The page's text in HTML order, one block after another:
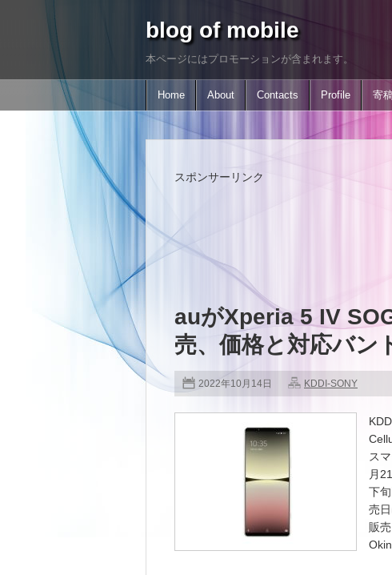
blog of mobile
本ページにはプロモーションが含まれます。
Home About Contacts Profile 寄
スポンサーリンク
auがXperia 5 IV
売、価格と対応バン
2022年10月14日 KDDI-SONY
ス
月
下
売
販